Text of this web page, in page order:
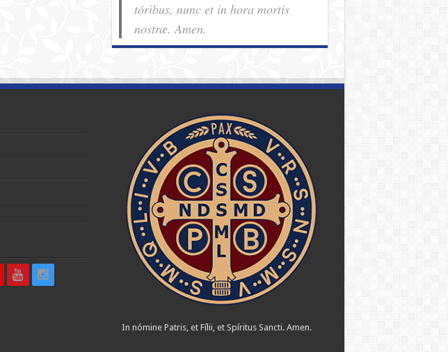
tóribus, nunc et in hora mortis
nostræ. Amen.
In nómine Patris, et Fílii, et Spíritus Sancti. Amen.